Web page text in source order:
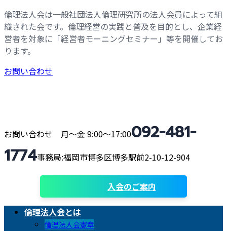
コ
ン
テ
ン
へ
ナ
ビ
ゲ
ー
ョ
倫理法人会は一般社団法人倫理研究所の法人会員によって組
織された会です。倫理経営の実践と普及を目的とし、企業経
営者を対象に「経営者モーニングセミナー」等を開催してお
ります。
お問い合わせ
お問い合わせ 月〜金 9:00〜17:00092-481-
1774事務局:福岡市博多区博多駅前2-10-12-904
入会のご案内
倫理法人会とは
倫理法人会憲章